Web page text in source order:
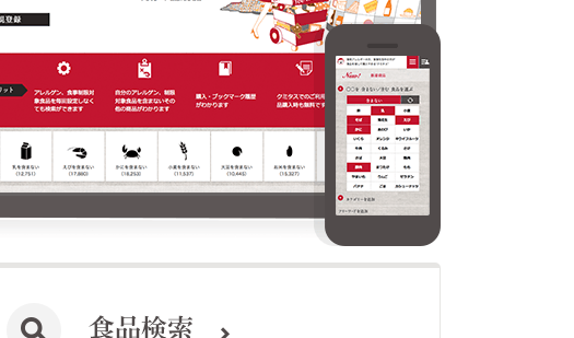
品のうち
アレルゲン、食事制限対象食品を毎回設定しなくても